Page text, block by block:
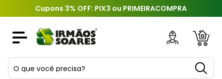
Cupons 3% OFF: PIX3 ou PRIMEIRACOMPRA
O que você precisa?